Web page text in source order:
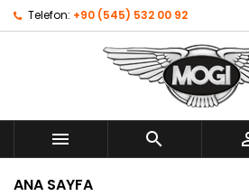
Telefon: +90 (545) 532 00 92
 
ANA SAYFA